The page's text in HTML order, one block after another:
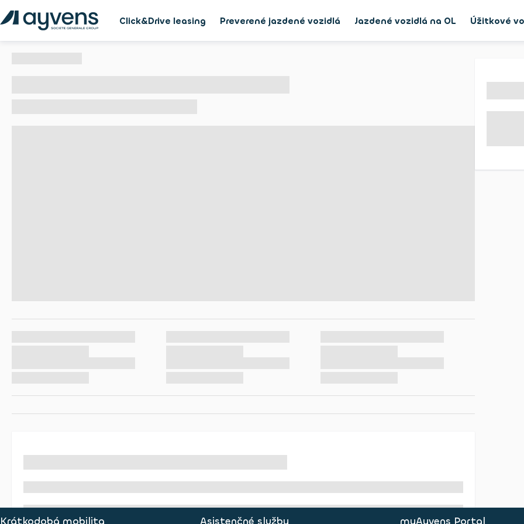
Click&Drive leasing Preverené jazdené vozidlá Jazdené vozidlá na OL Úžitkové